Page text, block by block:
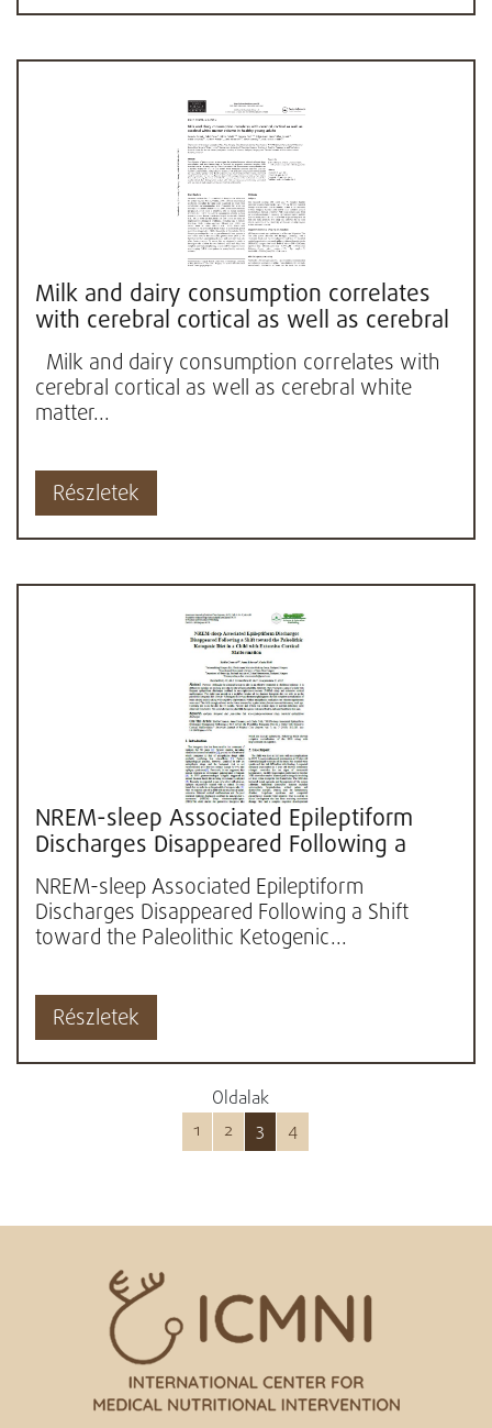
Milk and dairy consumption correlates
with cerebral cortical as well as cerebral
white matter volume...
Milk and dairy consumption correlates with
cerebral cortical as well as cerebral white
matter...
Részletek
NREM-sleep Associated Epileptiform
Discharges Disappeared Following a
Shift toward the Paleolithic Ketogenic...
NREM-sleep Associated Epileptiform
Discharges Disappeared Following a Shift
toward the Paleolithic Ketogenic...
Részletek
Oldalak
1
2 3 4